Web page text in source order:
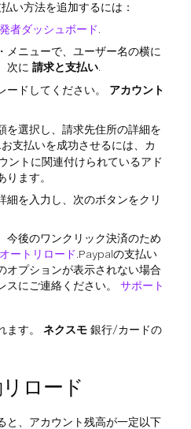
い方法を追加するには：
者ダッシュボード.
メニューで、ユーザー名の横に
次に 請求と支払い.
ードしてください。 アカウント
を選択し、請求先住所の詳細を
.お支払いを成功させるには、カ
ントに関連付けられているアド
ります。
細を入力し、次のボタンをクリ
今後のワンクリック決済のため
オートリロード.Paypalの支払い
オプションが表示されない場合
スにご連絡ください。 サポート
ます。 ネクスモ 銀行/カードの
ロード
と、アカウント残高が一定以下